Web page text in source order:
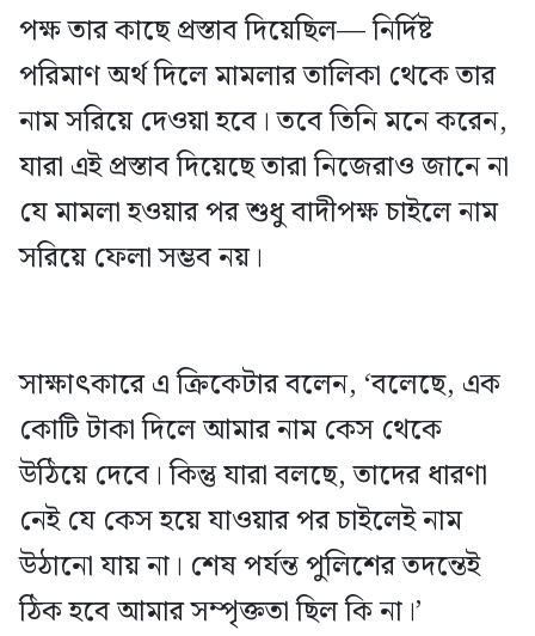
পক্ষ তার কাছে প্রস্তাব দিয়েছিল— নির্দিষ্ট
পরিমাণ অর্থ দিলে মামলার তালিকা থেকে তার
নাম সরিয়ে দেওয়া হবে। তবে তিনি মনে করেন,
যারা এই প্রস্তাব দিয়েছে তারা নিজেরাও জানে না
যে মামলা হওয়ার পর শুধু বাদীপক্ষ চাইলে নাম
সরিয়ে ফেলা সম্ভব নয়।
সাক্ষাৎকারে এ ক্রিকেটার বলেন, ‘বলেছে, এক
কোটি টাকা দিলে আমার নাম কেস থেকে
উঠিয়ে দেবে। কিন্তু যারা বলছে, তাদের ধারণা
নেই যে কেস হয়ে যাওয়ার পর চাইলেই নাম
উঠানো যায় না। শেষ পর্যন্ত পুলিশের তদন্তেই
ঠিক হবে আমার সম্পৃক্ততা ছিল কি না।’